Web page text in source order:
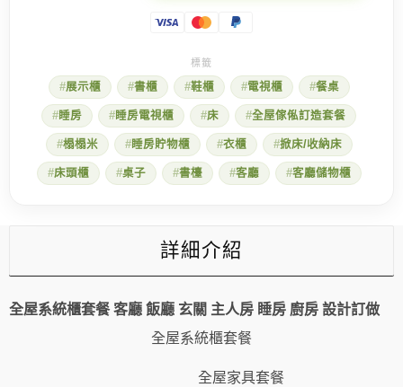
家
換
季
衣
物!
北
歐
製,
大
展示櫃 書櫃 鞋櫃 電視櫃 餐桌
睡房 睡房電視櫃 床 全屋傢俬訂造套餐
榻榻米 睡房貯物櫃 衣櫃 掀床/收納床
床頭櫃 桌子 書檯 客廳 客廳儲物櫃
詳細介紹
全屋系統櫃套餐 客廳 飯廳 玄關 主人房 睡房 廚房 設計訂做
全屋系統櫃套餐
全屋家具套餐